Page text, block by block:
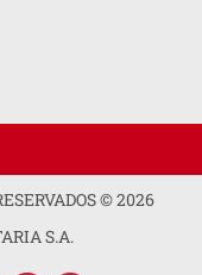
©2026
S.A.